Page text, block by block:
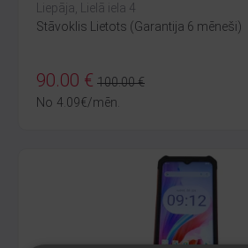
Liepāja, Lielā iela 4
Stāvoklis Lietots (Garantija 6 mēneši)
90.00 € 100.00€
No 4.09€/mēn.